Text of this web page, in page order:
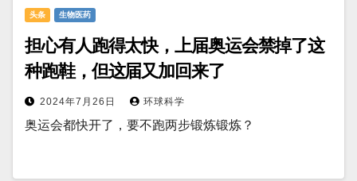
头条 生物医药
担心有人跑得太快，上届奥运会禁掉了这
种跑鞋，但这届又加回来了
2024年7月26日 环球科学
奥运会都快开了，要不跑两步锻炼锻炼？